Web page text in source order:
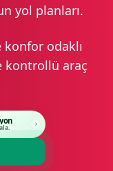
yol planları.
odaklı
kontrollü araç